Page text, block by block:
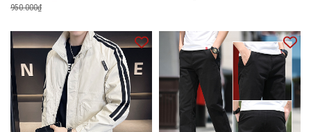
950.000₫